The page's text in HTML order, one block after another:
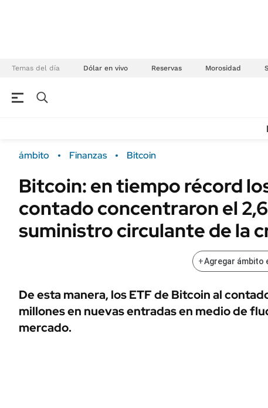
Temas del día Dólar en vivo Reservas Morosidad
Campo
FINANZAS
Dólar
Sustentabilidad
POLÍTICA
URUGUAY
ámbito Finanzas Bitcoin
Bitcoin: en tiempo récord
contado concentraron el
suministro circulante de la
+Agregar ámbito
De esta manera, los ETF de Bitcoin al
millones en nuevas entradas en medio de
mercado.